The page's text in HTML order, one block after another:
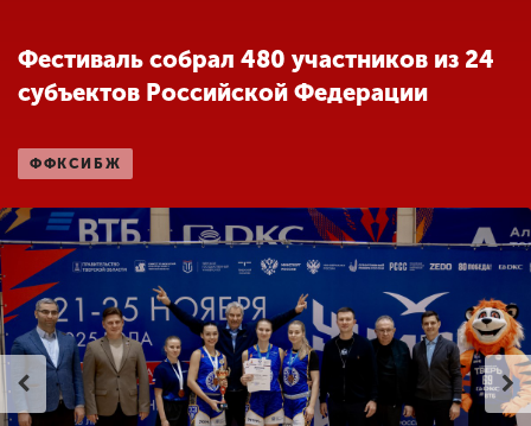
Другие виды
Студенческая жизнь
Сведения об
образовательной
организации
Фестиваль собрал 480 участников из 24
субъектов Российской Федерации
ФФКСИБЖ